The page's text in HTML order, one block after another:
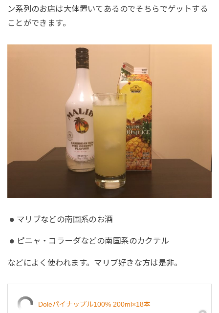
ン系列のお店は大体置いてあるのでそちらでゲットする
ことができます。
マリブなどの南国系のお酒
ピニャ・コラーダなどの南国系のカクテル
などによく使われます。マリブ好きな方は是非。
Doleパイナップル100% 200ml×18本